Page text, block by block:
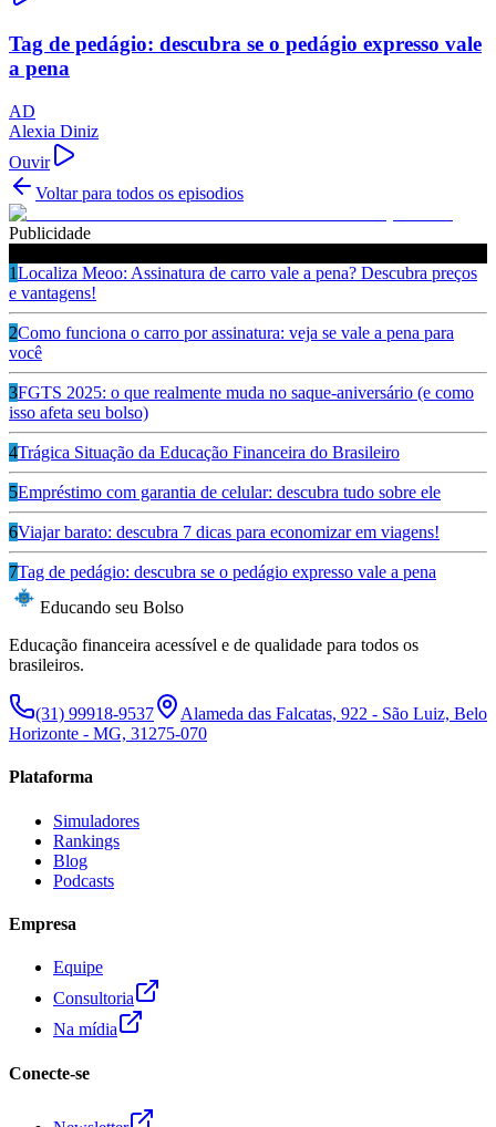
Tag de pedágio: descubra se o pedágio expresso vale
a pena
AD
Alexia Diniz
Ouvir
Voltar para todos os episodios
Publicidade
1Localiza Meoo: Assinatura de carro vale a pena? Descubra preços
e vantagens!
2Como funciona o carro por assinatura: veja se vale a pena para
você
3FGTS 2025: o que realmente muda no saque-aniversário (e como
isso afeta seu bolso)
4Trágica Situação da Educação Financeira do Brasileiro
5Empréstimo com garantia de celular: descubra tudo sobre ele
6Viajar barato: descubra 7 dicas para economizar em viagens!
7Tag de pedágio: descubra se o pedágio expresso vale a pena
Educando seu Bolso
Educação financeira acessível e de qualidade para todos os
brasileiros.
(31) 99918-9537
Alameda das Falcatas, 922 - São Luiz, Belo
Horizonte - MG, 31275-070
Plataforma
Simuladores
Rankings
Blog
Podcasts
Empresa
Equipe
Consultoria
Na mídia
Conecte-se